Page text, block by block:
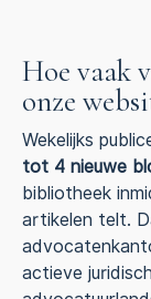
Hoe vaak
onze
Wekelijks
tot 4 nieuwe
bibliotheek
artikelen telt.
actieve